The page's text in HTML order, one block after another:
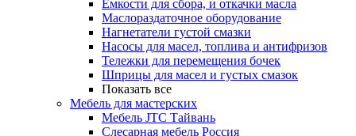
Ёмкости для сбора, и откачки масла
Маслораздаточное оборудование
Нагнетатели густой смазки
Насосы для масел, топлива и антифризов
Тележки для перемещения бочек
Шприцы для масел и густых смазок
Показать все
Мебель для мастерских
Мебель JTC Тайвань
Слесарная мебель Россия